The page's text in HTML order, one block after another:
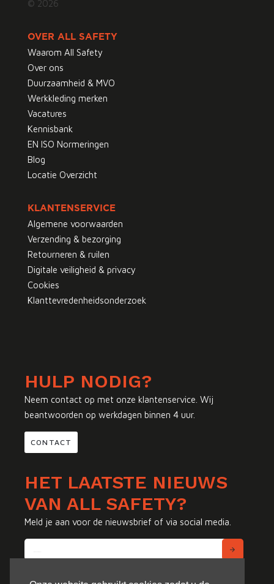
© 2026
OVER ALL SAFETY
Waarom All Safety
Over ons
Duurzaamheid & MVO
Werkkleding merken
Vacatures
Kennisbank
EN ISO Normeringen
Blog
Locatie Overzicht
KLANTENSERVICE
Algemene voorwaarden
Verzending & bezorging
Retourneren & ruilen
Digitale veiligheid & privacy
Cookies
Klanttevredenheidsonderzoek
HULP NODIG?
Neem contact op met onze klantenservice. Wij
beantwoorden op werkdagen binnen 4 uur.
CONTACT
HET LAATSTE NIEUWS
VAN ALL SAFETY?
Meld je aan voor de nieuwsbrief of via social media.